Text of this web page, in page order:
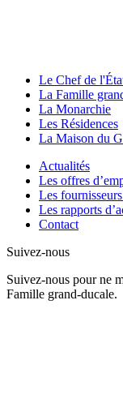
Le Chef de
La Famille
La Monarchie
Les Résidences
La Maison du
Actualités
Les offres
Les
Les rapports
Contact
Suivez-nous
Suivez-nous pour ne
Famille grand-ducale.